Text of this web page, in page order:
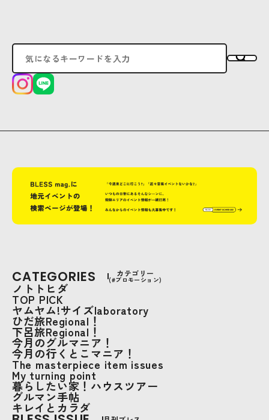
CATEGORIES カテゴリー
(#プロモーション)
ノトトヒダ
TOP PICK
ヤムヤム!サイズlaboratory
ひだ旅Regional！
下呂旅Regional！
今月のグルマニア！
今月の行くとこマニア！
The masterpiece item issues
My turning point
暮らしたい家！ハウスツアー
グルマン手帖
キレイとカラダ